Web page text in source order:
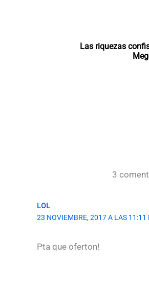
Las riquezas
3
LOL
23 NOVIEMBRE, 2017 A LAS 11:11
Pta que oferton!